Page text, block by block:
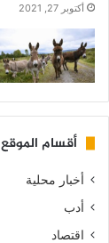
أكتوبر 27, 2021
أقسام الموقع
أخبار محلية
أدب
اقتصاد